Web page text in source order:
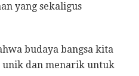
yang sekaligus
budaya bangsa kita
unik dan menarik untuk